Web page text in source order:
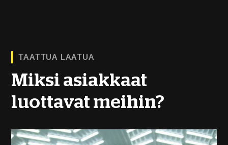
TAATTUA LAATUA
Miksi asiakkaat
luottavat meihin?